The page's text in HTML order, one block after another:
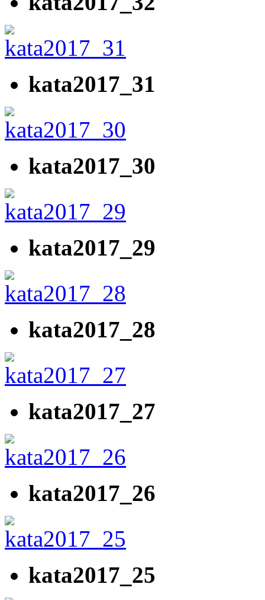
kata2017_31
kata2017_30
kata2017_29
kata2017_28
kata2017_27
kata2017_26
kata2017_25